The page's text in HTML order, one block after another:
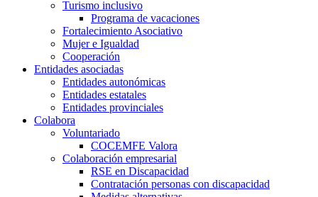
Turismo inclusivo
Programa de vacaciones
Fortalecimiento Asociativo
Mujer e Igualdad
Cooperación
Entidades asociadas
Entidades autonómicas
Entidades estatales
Entidades provinciales
Colabora
Voluntariado
COCEMFE Valora
Colaboración empresarial
RSE en Discapacidad
Contratación personas con discapacidad